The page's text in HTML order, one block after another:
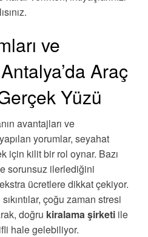
ve
Araç
Yüzü
avantajları ve
yorumlar, seyahat
için kilit bir rol oynar. Bazı
sorunsuz ilerlediğini
ücretlere dikkat çekiyor.
çoğu zaman stresi
doğru kiralama şirketi ile
hale gelebiliyor.